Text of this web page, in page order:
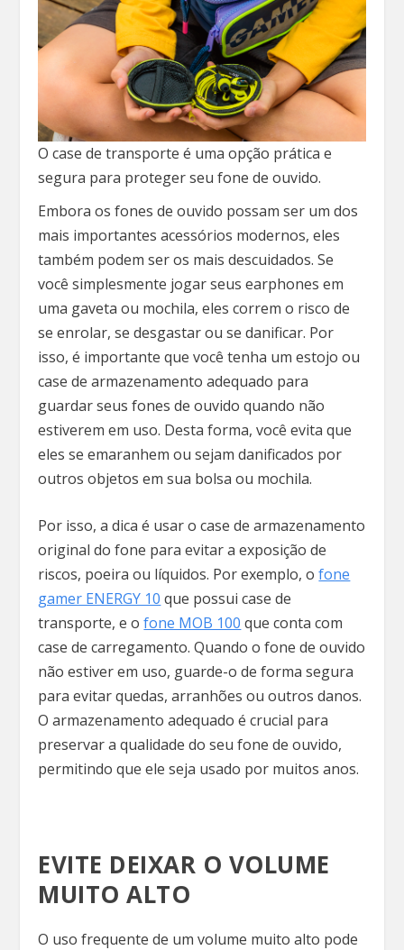
O case de transporte é uma opção prática e
segura para proteger seu fone de ouvido.
Embora os fones de ouvido possam ser um dos
mais importantes acessórios modernos, eles
também podem ser os mais descuidados. Se
você simplesmente jogar seus earphones em
uma gaveta ou mochila, eles correm o risco de
se enrolar, se desgastar ou se danificar. Por
isso, é importante que você tenha um estojo ou
case de armazenamento adequado para
guardar seus fones de ouvido quando não
estiverem em uso. Desta forma, você evita que
eles se emaranhem ou sejam danificados por
outros objetos em sua bolsa ou mochila.
Por isso, a dica é usar o case de armazenamento
original do fone para evitar a exposição de
riscos, poeira ou líquidos. Por exemplo, ofone
gamer ENERGY 10 que possui case de
transporte, e ofone MOB 100 que conta com
case de carregamento. Quando o fone de ouvido
não estiver em uso, guarde-o de forma segura
para evitar quedas, arranhões ou outros danos.
O armazenamento adequado é crucial para
preservar a qualidade do seu fone de ouvido,
permitindo que ele seja usado por muitos anos.
EVITE DEIXAR O VOLUME
MUITO ALTO
O uso frequente de um volume muito alto pode